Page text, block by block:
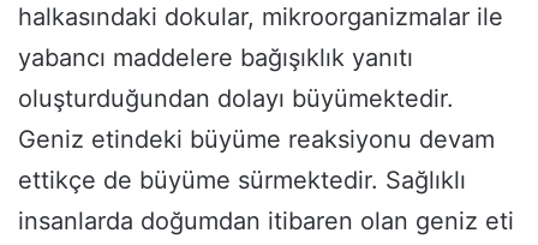
halkasındaki dokular, mikroorganizmalar ile
yabancı maddelere bağışıklık yanıtı
oluşturduğundan dolayı büyümektedir.
Geniz etindeki büyüme reaksiyonu devam
ettikçe de büyüme sürmektedir. Sağlıklı
insanlarda doğumdan itibaren olan geniz eti